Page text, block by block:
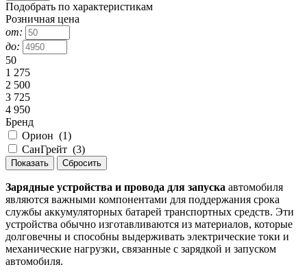
Подобрать по характеристикам
Розничная цена
от:
до:
50
1 275
2 500
3 725
4 950
Бренд
Орион (1)
СанГрейт (3)
Зарядные устройства и провода для запуска автомобиля
являются важными компонентами для поддержания срока
службы аккумуляторных батарей транспортных средств. Эти
устройства обычно изготавливаются из материалов, которые
долговечны и способны выдерживать электрические токи и
механические нагрузки, связанные с зарядкой и запуском
автомобиля.